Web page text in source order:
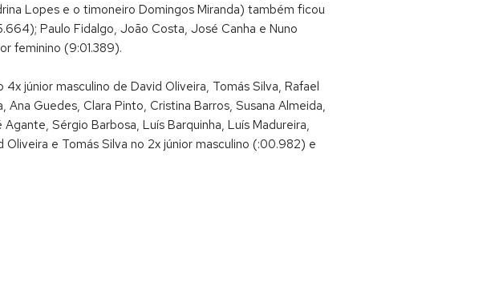
Lopes e o timoneiro Domingos Miranda) também ficou
Paulo Fidalgo, João Costa, José Canha e Nuno
feminino (9:01.389).
júnior masculino de David Oliveira, Tomás Silva, Rafael
Guedes, Clara Pinto, Cristina Barros, Susana Almeida,
Sérgio Barbosa, Luís Barquinha, Luís Madureira,
e Tomás Silva no 2x júnior masculino (:00.982) e